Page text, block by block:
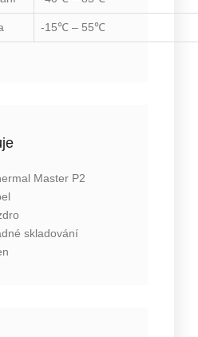
-15℃ – 55℃
Master P2
skladování